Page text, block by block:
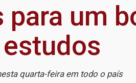
um
quarta-feira em todo o país